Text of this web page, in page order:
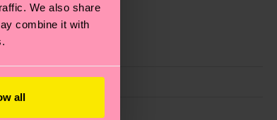
We also share
combine it with
all